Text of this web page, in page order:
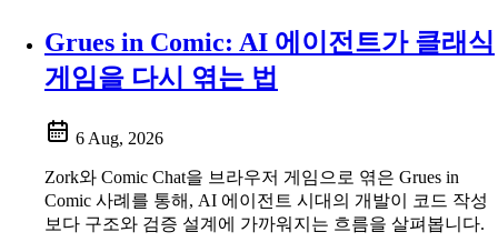
Grues in Comic: AI 에이전트가 클래식
게임을 다시 엮는 법
6 Aug, 2026
Zork와 Comic Chat을 브라우저 게임으로 엮은 Grues in
Comic 사례를 통해, AI 에이전트 시대의 개발이 코드 작성
보다 구조와 검증 설계에 가까워지는 흐름을 살펴봅니다.